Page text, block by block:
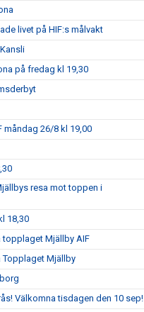
livet på HIF:s målvakt
på fredag kl 19,30
måndag 26/8 kl 19,00
resa mot toppen i
18,30
topplaget Mjällby AIF
Topplaget Mjällby
Välkomna tisdagen den 10 sep!